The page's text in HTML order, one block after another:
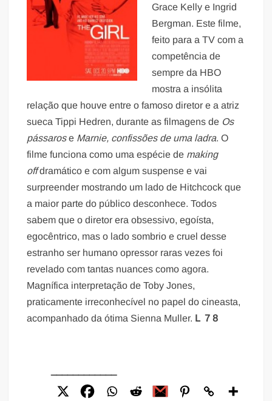
Grace Kelly e Ingrid
Bergman. Este filme,
feito para a TV com a
competência de
sempre da HBO
mostra a insólita
relação que houve entre o famoso diretor e a atriz
sueca Tippi Hedren, durante as filmagens de Os
pássarose Marnie, confissões de uma ladra. O
filme funciona como uma espécie de making
offdramático e com algum suspense e vai
surpreender mostrando um lado de Hitchcock que
a maior parte do público desconhece. Todos
sabem que o diretor era obsessivo, egoísta,
egocêntrico, mas o lado sombrio e cruel desse
estranho ser humano opressor raras vezes foi
revelado com tantas nuances como agora.
Magnífica interpretação de Toby Jones,
praticamente irreconhecível no papel do cineasta,
acompanhado da ótima Sienna Muller. L 7 8